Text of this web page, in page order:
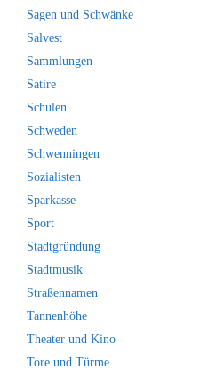
Sagen und Schwänke
Salvest
Sammlungen
Satire
Schulen
Schweden
Schwenningen
Sozialisten
Sparkasse
Sport
Stadtgründung
Stadtmusik
Straßennamen
Tannenhöhe
Theater und Kino
Tore und Türme